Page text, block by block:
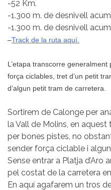
-52 Km.
-1.300 m. de desnivell
-1.300 m. de desnivell
–Track de la ruta aquí.
L’etapa transcorre
força ciclables, tret d’un petit
d’algun petit tram de carretera.
Sortirem de Calonge per
la Vall de Molins, en
per bones pistes, no
sender força ciclable i
Sense entrar a Platja d’Aro
pel costat de la carretera
En aquí agafarem un tros